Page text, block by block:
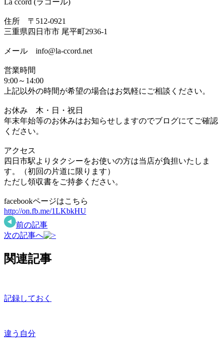
La ccord (ラコール)
住所 〒512-0921
三重県四日市市 尾平町2936-1
メール info@la-ccord.net
営業時間
9:00～14:00
上記以外の時間が希望の場合はお気軽にご相談ください。
お休み 木・日・祝日
年末年始等のお休みはお知らせしますのでブログにてご確認
ください。
アクセス
四日市駅よりタクシーをお使いの方は当店が負担いたしま
す。（初回の片道に限ります）
ただし領収書をご持参ください。
facebookページはこちら
http://on.fb.me/1LKbkHU
前の記事
次の記事へ
関連記事
記録しておく
違う自分